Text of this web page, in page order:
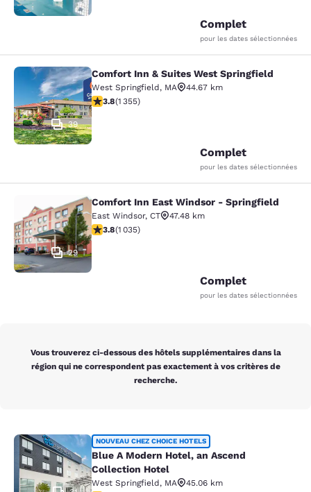
Complet
pour les dates sélectionnées
Comfort Inn & Suites West
39
Comfort Inn & Suites West Springfield
West Springfield, MA
44.67 km
3.75 étoiles. Bien. 1355 commentaires
3.8(1 355)
Complet
pour les dates sélectionnées
Comfort Inn East Windsor -
29
Comfort Inn East Windsor - Springfield
East Windsor, CT
47.48 km
3.83 étoiles. Bien. 1035 commentaires
3.8(1 035)
Complet
pour les dates sélectionnées
Vous trouverez ci-dessous des hôtels supplémentaires dans la
région qui ne correspondent pas exactement à vos critères de
recherche.
Blue A Modern Hotel, an Ascend
NOUVEAU CHEZ CHOICE HOTELS
Blue A Modern Hotel, an Ascend
Collection Hotel
West Springfield, MA
45.06 km